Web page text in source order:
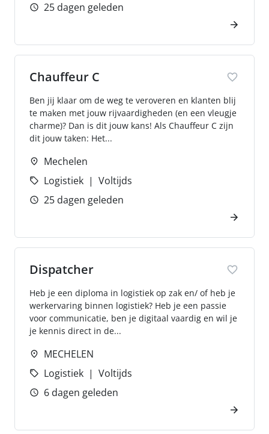
25 dagen geleden
Chauffeur C
Ben jij klaar om de weg te veroveren en klanten blij
te maken met jouw rijvaardigheden (en een vleugje
charme)? Dan is dit jouw kans! Als Chauffeur C zijn
dit jouw taken: Het...
Mechelen
Logistiek
Voltijds
25 dagen geleden
Dispatcher
Heb je een diploma in logistiek op zak en/ of heb je
werkervaring binnen logistiek? Heb je een passie
voor communicatie, ben je digitaal vaardig en wil je
je kennis direct in de...
MECHELEN
Logistiek
Voltijds
6 dagen geleden